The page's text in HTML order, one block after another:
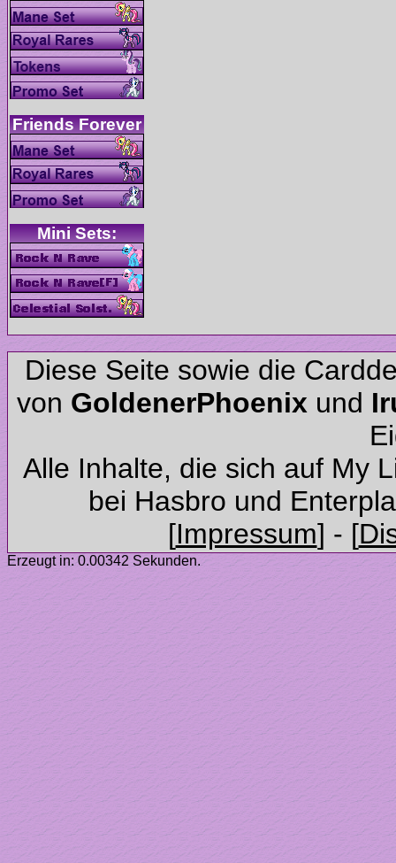
Diese Seite sowie die
von
und
Alle Inhalte, die sich auf My
Erzeugt in: 0.00342 Sekunden.